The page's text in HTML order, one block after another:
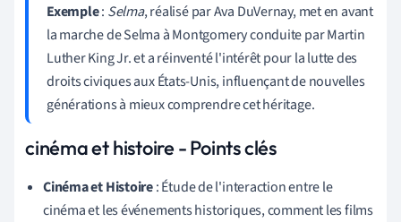
Exemple: Selma, réalisé par Ava DuVernay, met en avant
la marche de Selma à Montgomery conduite par Martin
Luther King Jr. et a réinventé l'intérêt pour la lutte des
droits civiques aux États-Unis, influençant de nouvelles
générations à mieux comprendre cet héritage.
cinéma et histoire - Points clés
Cinéma et Histoire: Étude de l'interaction entre le
cinéma et les événements historiques, comment les films